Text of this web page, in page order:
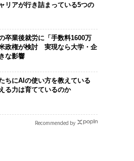
リアが行き詰まっている5つの
卒業後就労に「手数料1600万
政権が検討 実現なら大学・企
な影響
ちにAIの使い方を教えている
る力は育てているのか
Recommended by